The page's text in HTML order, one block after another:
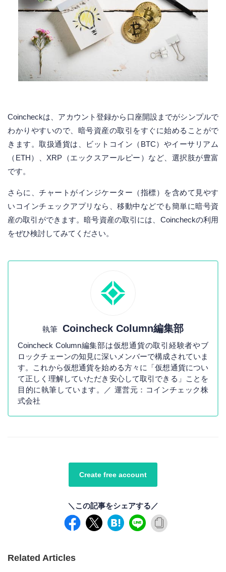
Coincheckは、アカウント登録から口座開設までがシンプルで
わかりやすいので、暗号資産の取引をすぐに始めることがで
きます。取扱通貨は、ビットコイン（BTC）やイーサリアム
（ETH）、XRP（エックスアールピー）など、選択肢が豊富
です。
さらに、チャートがインジケーター（指標）を含めて見やす
いコインチェックアプリなら、移動中などでも簡単に暗号資
産の取引ができます。暗号資産の取引には、Coincheckの利用
をぜひ検討してみてください。
執筆 Coincheck Column編集部
Coincheck Column編集部は仮想通貨の取引経験者やブ
ロックチェーンの知見に深いメンバーで構成されていま
す。これから仮想通貨を始める方々に「仮想通貨につい
て正しく理解していただき安心して取引できる」ことを
目的に執筆しています。／ 運営元：コインチェック株
式会社
Create free account
＼この記事をシェアする／
Related Articles